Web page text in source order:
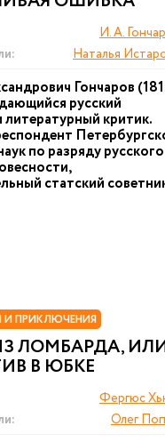
И. А.
Наталья
Гончаров
русский
литературный критик.
по разряду русского
статский
И ПРИКЛЮЧЕНИЯ
ЛОМБАРДА,
В ЮБКЕ
Фергюс
Олег